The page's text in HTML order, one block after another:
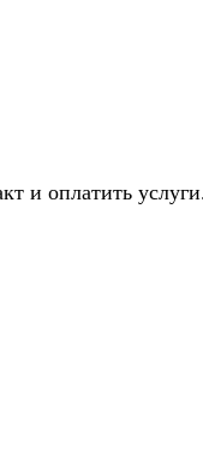
и оплатить